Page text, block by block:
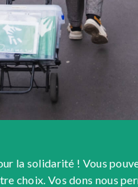
la solidarité ! Vous
choix. Vos dons nous